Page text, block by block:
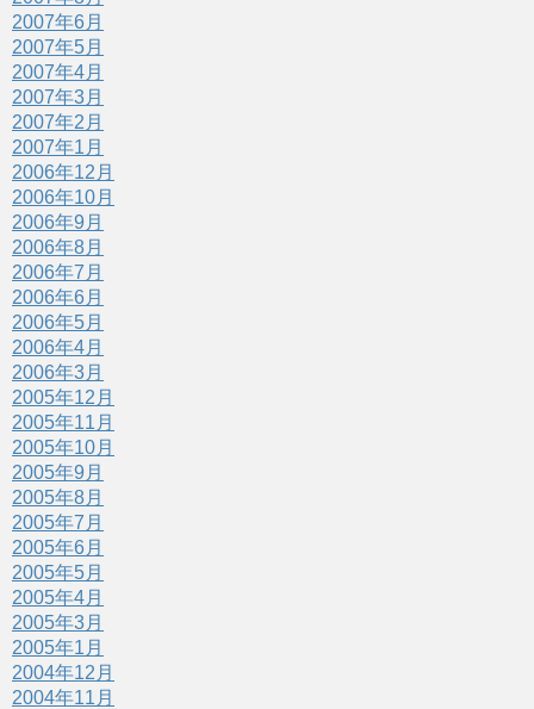
2007年6月
2007年5月
2007年4月
2007年3月
2007年2月
2007年1月
2006年12月
2006年10月
2006年9月
2006年8月
2006年7月
2006年6月
2006年5月
2006年4月
2006年3月
2005年12月
2005年11月
2005年10月
2005年9月
2005年8月
2005年7月
2005年6月
2005年5月
2005年4月
2005年3月
2005年1月
2004年12月
2004年11月